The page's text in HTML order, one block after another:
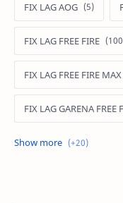
FIX LAG AOG
FIX LAG FREE FIRE
FIX LAG FREE FIRE MAX
FIX LAG GARENA FREE
FIX LAG LIÊN QUÂN